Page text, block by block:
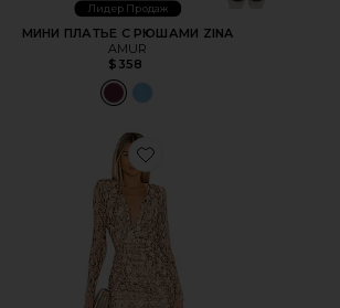
Лидер Продаж
МИНИ ПЛАТЬЕ С РЮШАМИ ZINA
AMUR
$358
Favorite МИНИ ПЛАТЬЕ